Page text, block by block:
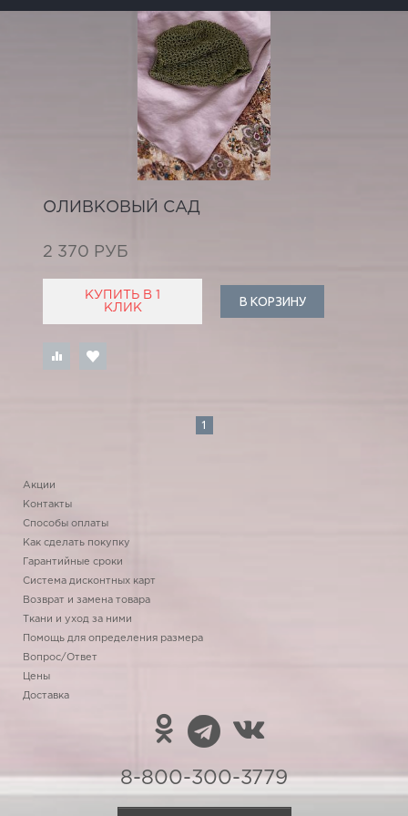
ОЛИВКОВЫЙ САД
2 370 РУБ
КУПИТЬ В 1
КЛИК
В КОРЗИНУ
1
Акции
Контакты
Способы оплаты
Как сделать покупку
Гарантийные сроки
Система дисконтных карт
Возврат и замена товара
Ткани и уход за ними
Помощь для определения размера
Вопрос/Ответ
Цены
Доставка
8-800-300-3779